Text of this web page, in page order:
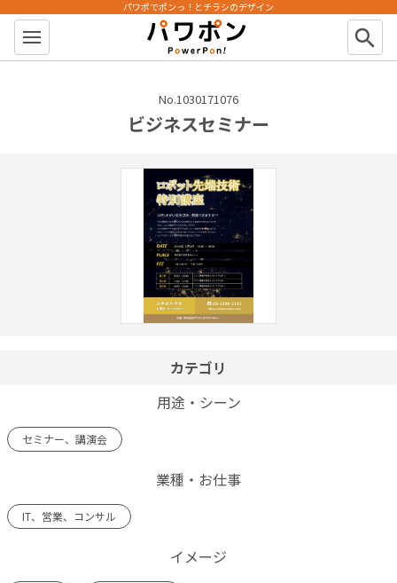
パワポン
パワポでポンっ！とチラシのデザイン
search
No.1030171076
ビジネスセミナー
カテゴリ
用途・シーン
セミナー、講演会
業種・お仕事
IT、営業、コンサル
イメージ